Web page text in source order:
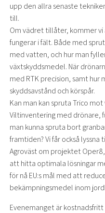
upp den allra senaste
till.
Om vädret tillåter, kommer
fungerar i fält. Både med
med vatten, och hur man
växtskyddsmedel. När
med RTK precision, samt hur
skyddsavstånd och körspår.
Kan man kan spruta Trico
Viltinventering med drönare,
man kunna spruta bort
framtiden? Vi får också lyssna
Agroväst om projektet
att hitta optimala lösningar
för nå EU:s mål med att
bekämpningsmedel inom
Evenemanget är